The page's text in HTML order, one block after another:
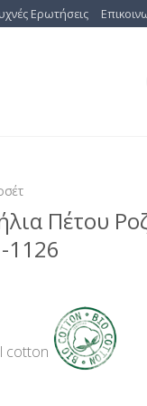
Ερωτήσεις
Πέτου
1126
cotton